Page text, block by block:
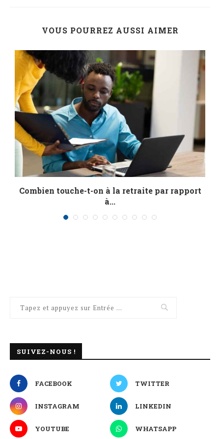
VOUS POURREZ AUSSI AIMER
Combien touche-t-on à la retraite par rapport
à...
SUIVEZ-NOUS !
FACEBOOK TWITTER
INSTAGRAM LINKEDIN
YOUTUBE WHATSAPP